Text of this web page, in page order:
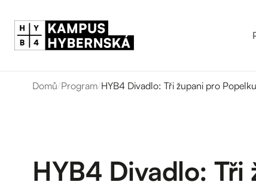
Domů/Program/HYB4 Divadlo: Tři župani pro
HYB4 Divadlo: